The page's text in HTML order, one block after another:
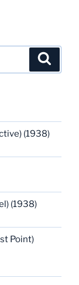
(1938)
(1938)
Point)